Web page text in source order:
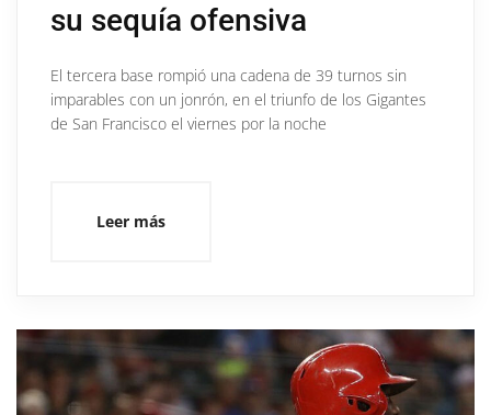
su sequía ofensiva
El tercera base rompió una cadena de 39 turnos sin
imparables con un jonrón, en el triunfo de los Gigantes
de San Francisco el viernes por la noche
Leer más